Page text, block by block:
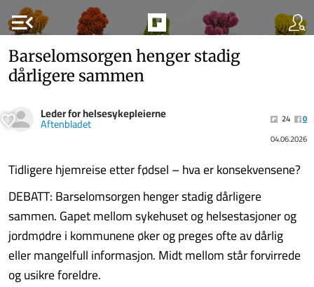
menu_open
Barselomsorgen henger stadig
dårligere sammen
Leder for helsesykepleierne
Aftenbladet 24
0
04.06.2026
Tidligere hjemreise etter fødsel – hva er konsekvensene?
DEBATT: Barselomsorgen henger stadig dårligere
sammen. Gapet mellom sykehuset og helsestasjoner og
jordmødre i kommunene øker og preges ofte av dårlig
eller mangelfull informasjon. Midt mellom står forvirrede
og usikre foreldre.